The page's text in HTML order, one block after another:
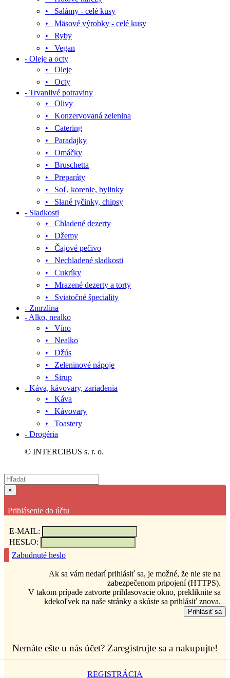
• Salámy - celé kusy
• Mäsové výrobky - celé kusy
• Ryby
• Vegan
- Oleje a octy
• Oleje
• Octy
- Trvanlivé potraviny
• Olivy
• Konzervovaná zelenina
• Catering
• Paradajky
• Omáčky
• Bruschetta
• Preparáty
• Soľ, korenie, bylinky
• Slané tyčinky, chipsy
- Sladkosti
• Chladené dezerty
• Džemy
• Čajové pečivo
• Nechladené sladkosti
• Cukríky
• Mrazené dezerty a torty
• Sviatočné špeciality
- Zmrzlina
- Alko, nealko
• Víno
• Nealko
• Džús
• Zeleninové nápoje
• Sirup
- Káva, kávovary, zariadenia
• Káva
• Kávovary
• Toastery
- Drogéria
© INTERCIBUS s. r. o.
×
Prihlásenie do účtu
E-MAIL:
HESLO:
Zabudnuté heslo
Ak sa vám nedarí prihlásiť sa, je možné, že nie ste na
zabezpečenom pripojení (HTTPS).
V takom prípade zatvorte prihlasovacie okno, prekliknite sa
kdekoľvek na naše stránky a skúste sa prihlásiť znova.
Prihlásiť sa
Nemáte ešte u nás účet? Zaregistrujte sa a nakupujte!
REGISTRÁCIA